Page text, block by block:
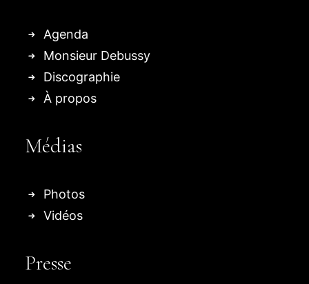
Agenda
Monsieur Debussy
Discographie
À propos
Médias
Photos
Vidéos
Presse